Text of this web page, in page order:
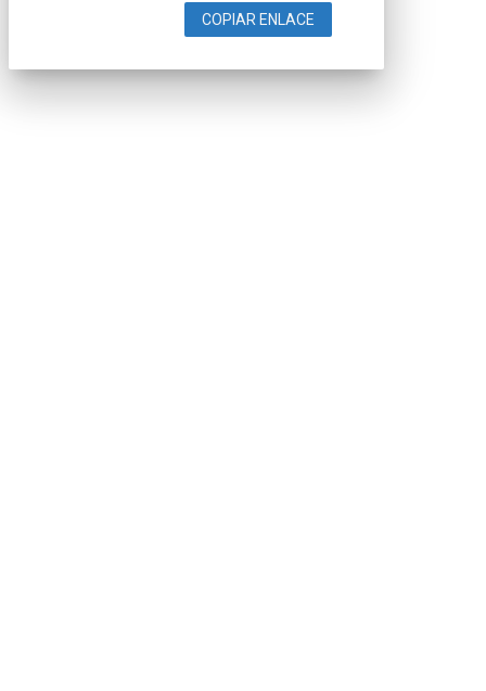
COPIAR ENLACE